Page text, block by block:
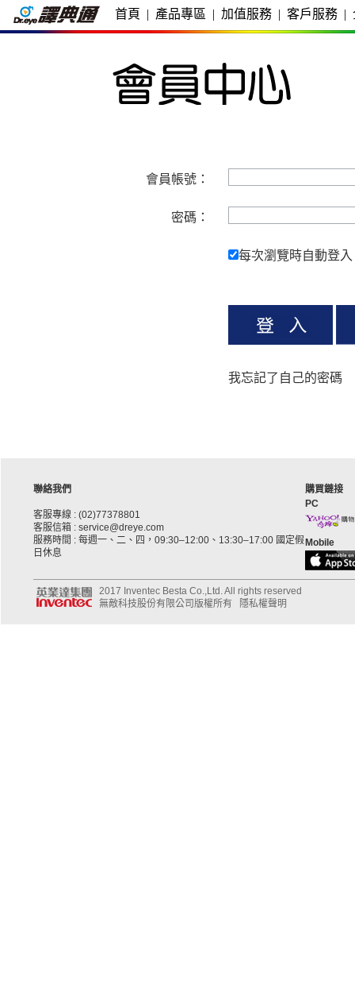
首頁 | 產品專區 | 加值服務 | 客戶服務 |
會員帳號：
密碼：
每次瀏覽時自動登入
我忘記了自己的密碼
聯絡我們
客服專線 : (02)77378801
客服信箱 : service@dreye.com
服務時間 : 每週一、二、四，09:30–12:00、13:30–17:00 國定假
日休息
購買鏈接
PC
Mobile
2017 Inventec Besta Co.,Ltd. All rights reserved
無敵科技股份有限公司版權所有
隱私權聲明